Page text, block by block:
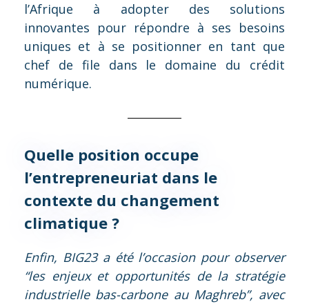
l’Afrique à adopter des solutions
innovantes pour répondre à ses besoins
uniques et à se positionner en tant que
chef de file dans le domaine du crédit
numérique.
Quelle position occupe
l’entrepreneuriat dans le
contexte du changement
climatique ?
Enfin, BIG23 a été l’occasion pour observer
“les enjeux et opportunités de la stratégie
industrielle bas-carbone au Maghreb”, avec